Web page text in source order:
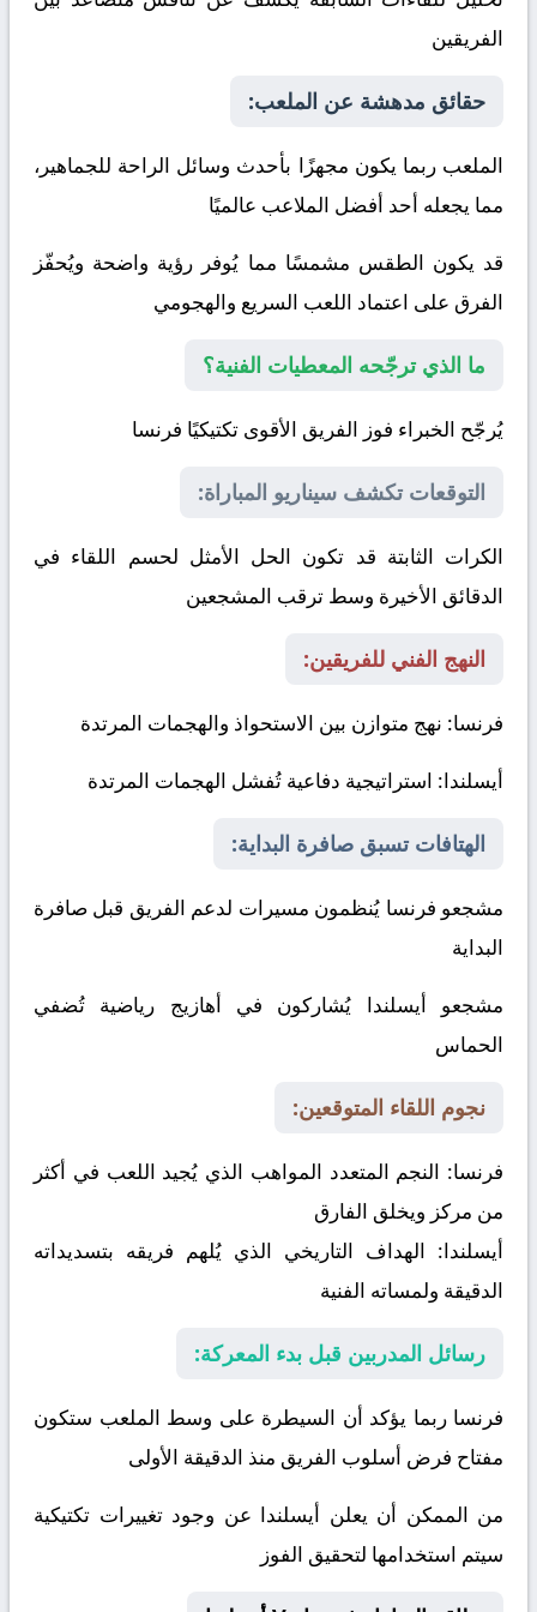
الفريقين
حقائق مدهشة عن الملعب:
الملعب ربما يكون مجهزًا بأحدث وسائل الراحة للجماهير،
مما يجعله أحد أفضل الملاعب عالميًا
قد يكون الطقس مشمسًا مما يُوفر رؤية واضحة ويُحفّز
الفرق على اعتماد اللعب السريع والهجومي
ما الذي ترجّحه المعطيات الفنية؟
يُرجّح الخبراء فوز الفريق الأقوى تكتيكيًا فرنسا
التوقعات تكشف سيناريو المباراة:
الكرات الثابتة قد تكون الحل الأمثل لحسم اللقاء في
الدقائق الأخيرة وسط ترقب المشجعين
النهج الفني للفريقين:
فرنسا: نهج متوازن بين الاستحواذ والهجمات المرتدة
أيسلندا: استراتيجية دفاعية تُفشل الهجمات المرتدة
الهتافات تسبق صافرة البداية:
مشجعو فرنسا يُنظمون مسيرات لدعم الفريق قبل صافرة
البداية
مشجعو أيسلندا يُشاركون في أهازيج رياضية تُضفي
الحماس
نجوم اللقاء المتوقعين:
فرنسا: النجم المتعدد المواهب الذي يُجيد اللعب في أكثر
من مركز ويخلق الفارق
أيسلندا: الهداف التاريخي الذي يُلهم فريقه بتسديداته
الدقيقة ولمساته الفنية
رسائل المدربين قبل بدء المعركة:
فرنسا ربما يؤكد أن السيطرة على وسط الملعب ستكون
مفتاح فرض أسلوب الفريق منذ الدقيقة الأولى
من الممكن أن يعلن أيسلندا عن وجود تغييرات تكتيكية
سيتم استخدامها لتحقيق الفوز